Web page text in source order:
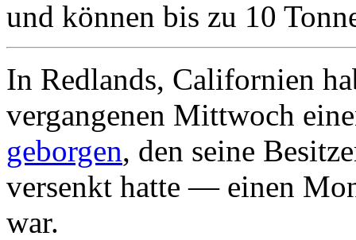
und können bis zu 10
In Redlands, Californien
vergangenen Mittwoch
geborgen, den seine
versenkt hatte — einen
war.